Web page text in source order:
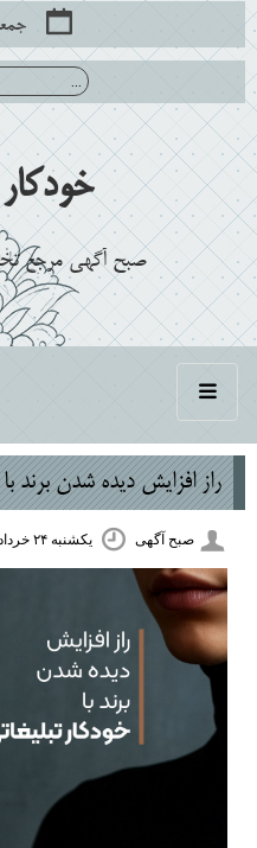
جمعه ۱۶
صبح آگهی مرجع
راز افزایش دیده ‌شدن برند
صبح آگهی یکشنبه ۲۴ خرداد ۰۵ ۱۳:۲۱